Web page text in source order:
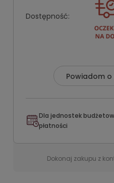
Dostępność:
Powiadom
Dla jednostek
płatności
Dokonaj zakupu z